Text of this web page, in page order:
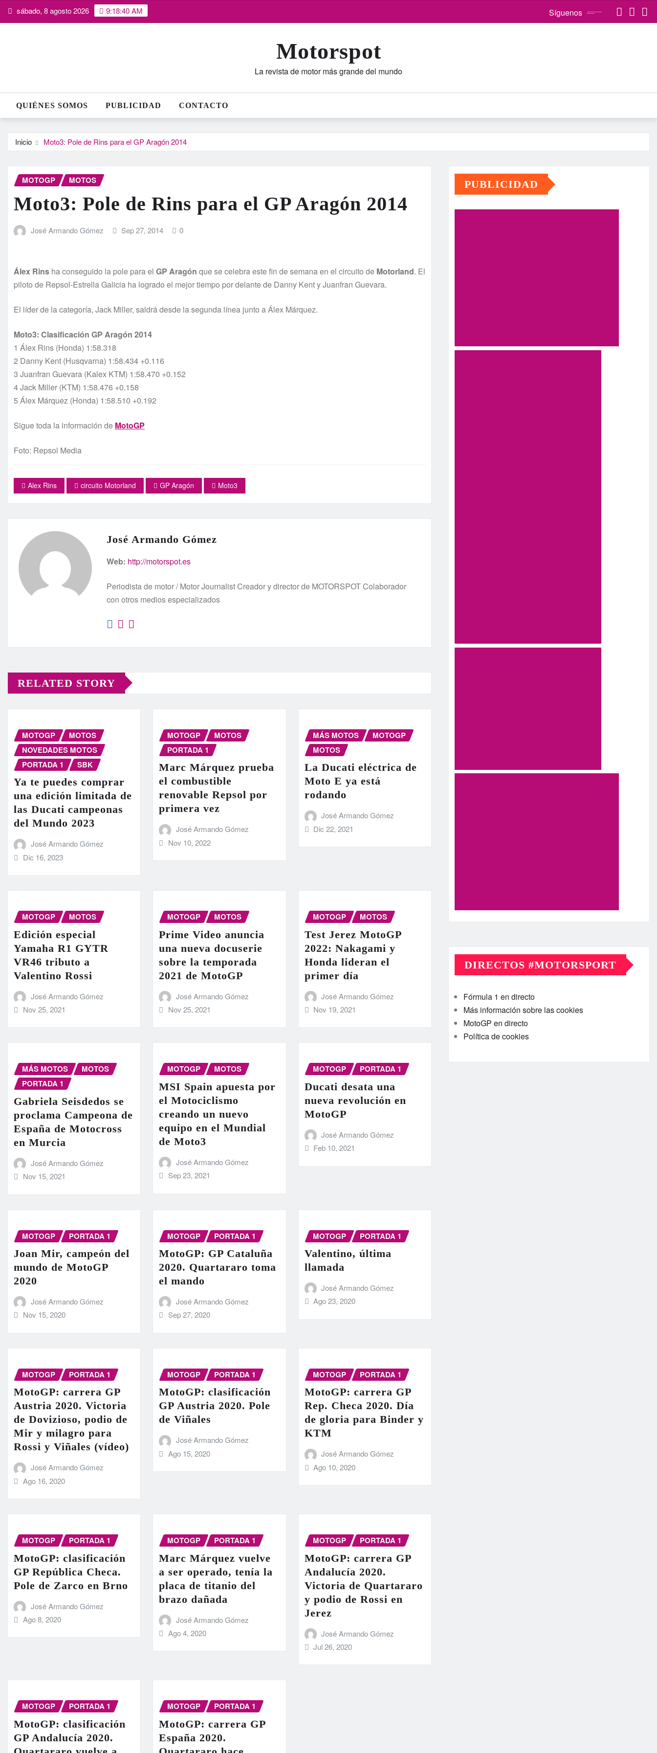
Saltar sábado, 8 agosto 2026 9:18:41 AM Síguenos
Motorspot
La revista de motor más grande del mundo
QUIÉNES SOMOS PUBLICIDAD CONTACTO
Inicio Moto3: Pole de Rins para el GP Aragón 2014
MOTOGP MOTOS
Moto3: Pole de Rins para el GP Aragón 2014
José Armando Gómez Sep 27, 2014 0
Álex Rins ha conseguido la pole para el GP Aragón que se celebra este fin de semana en el circuito de Motorland. El
piloto de Repsol-Estrella Galicia ha logrado el mejor tiempo por delante de Danny Kent y Juanfran Guevara.
El líder de la categoría, Jack Miller, saldrá desde la segunda línea junto a Álex Márquez.
Moto3: Clasificación GP Aragón 2014
1 Álex Rins (Honda) 1:58.318
2 Danny Kent (Husqvarna) 1:58.434 +0.116
3 Juanfran Guevara (Kalex KTM) 1:58.470 +0.152
4 Jack Miller (KTM) 1:58.476 +0.158
5 Álex Márquez (Honda) 1:58.510 +0.192
Sigue toda la información de MotoGP
Foto: Repsol Media
Alex Rins circuito Motorland GP Aragón Moto3
José Armando Gómez
Web: http://motorspot.es
Periodista de motor / Motor Journalist Creador y director de MOTORSPOT Colaborador
con otros medios especializados
RELATED STORY
MOTOGP
MOTOS
NOVEDADES MOTOS
PORTADA 1
SBK
Ya te puedes comprar
una edición limitada de
las Ducati campeonas
del Mundo 2023
José Armando Gómez
Dic 16, 2023
MOTOGP
MOTOS
PORTADA 1
Marc Márquez prueba
el combustible
renovable Repsol por
primera vez
José Armando Gómez
Nov 10, 2022
MÁS MOTOS
MOTOGP
MOTOS
La Ducati eléctrica de
Moto E ya está
rodando
José Armando Gómez
Dic 22, 2021
MOTOGP MOTOS
Edición especial
Yamaha R1 GYTR
VR46 tributo a
Valentino Rossi
José Armando Gómez
Nov 25, 2021
MOTOGP MOTOS
Prime Video anuncia
una nueva docuserie
sobre la temporada
2021 de MotoGP
José Armando Gómez
Nov 25, 2021
MOTOGP MOTOS
Test Jerez MotoGP
2022: Nakagami y
Honda lideran el
primer día
José Armando Gómez
Nov 19, 2021
MÁS MOTOS
MOTOS
PORTADA 1
Gabriela Seisdedos se
proclama Campeona de
España de Motocross
en Murcia
José Armando Gómez
Nov 15, 2021
MOTOGP MOTOS
MSI Spain apuesta por
el Motociclismo
creando un nuevo
equipo en el Mundial
de Moto3
José Armando Gómez
Sep 23, 2021
MOTOGP PORTADA 1
Ducati desata una
nueva revolución en
MotoGP
José Armando Gómez
Feb 10, 2021
MOTOGP PORTADA 1
Joan Mir, campeón del
mundo de MotoGP
2020
José Armando Gómez
Nov 15, 2020
MOTOGP PORTADA 1
MotoGP: GP Cataluña
2020. Quartararo toma
el mando
José Armando Gómez
Sep 27, 2020
MOTOGP PORTADA 1
Valentino, última
llamada
José Armando Gómez
Ago 23, 2020
MOTOGP PORTADA 1
MotoGP: carrera GP
Austria 2020. Victoria
de Dovizioso, podio de
Mir y milagro para
Rossi y Viñales (vídeo)
José Armando Gómez
Ago 16, 2020
MOTOGP PORTADA 1
MotoGP: clasificación
GP Austria 2020. Pole
de Viñales
José Armando Gómez
Ago 15, 2020
MOTOGP PORTADA 1
MotoGP: carrera GP
Rep. Checa 2020. Día
de gloria para Binder y
KTM
José Armando Gómez
Ago 10, 2020
MOTOGP PORTADA 1
MotoGP: clasificación
GP República Checa.
Pole de Zarco en Brno
José Armando Gómez
Ago 8, 2020
MOTOGP PORTADA 1
Marc Márquez vuelve
a ser operado, tenía la
placa de titanio del
brazo dañada
José Armando Gómez
Ago 4, 2020
MOTOGP PORTADA 1
MotoGP: carrera GP
Andalucía 2020.
Victoria de Quartararo
y podio de Rossi en
Jerez
José Armando Gómez
Jul 26, 2020
MOTOGP PORTADA 1
MotoGP: clasificación
GP Andalucía 2020.
MOTOGP PORTADA 1
MotoGP: carrera GP
España 2020.
PUBLICIDAD
DIRECTOS #MOTORSPORT
Fórmula 1 en directo
Más información sobre las cookies
MotoGP en directo
Política de cookies